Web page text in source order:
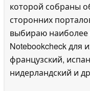
которой собраны
сторонних
выбираю
Notebookcheck для
французский,
нидерландский и